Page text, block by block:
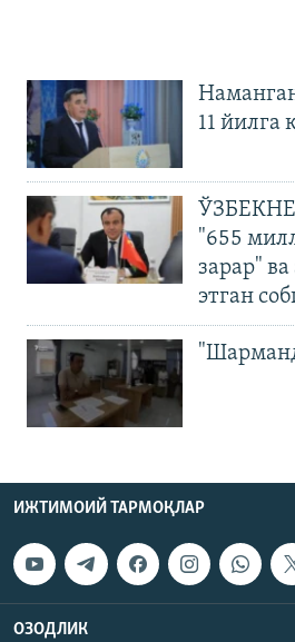
11 йилга
"655
зарар"
этган
ИЖТИМОИЙ ТАРМОҚЛАР
ОЗОДЛИК